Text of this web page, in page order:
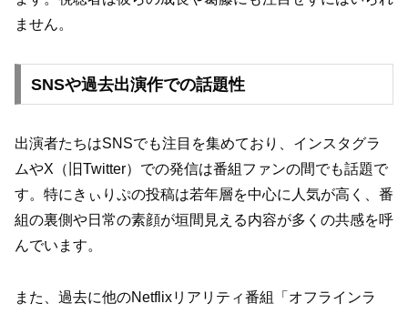
ません。
SNSや過去出演作での話題性
出演者たちはSNSでも注目を集めており、インスタグラ
ムやX（旧Twitter）での発信は番組ファンの間でも話題で
す。特にきぃりぷの投稿は若年層を中心に人気が高く、番
組の裏側や日常の素顔が垣間見える内容が多くの共感を呼
んでいます。
また、過去に他のNetflixリアリティ番組「オフラインラ